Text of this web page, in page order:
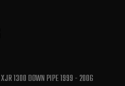
XJR 1300 DOWN PIPE 1999 - 2006